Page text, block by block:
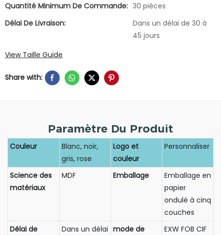
Quantité Minimum De Commande: 30 pièces
Délai De Livraison:
Dans un délai de 30 à
45 jours
View Taille Guide
Share with:
Paramètre Du Produit
Couleur
Blanc, noir,
gris, rose
Logo et
couleur
Personnaliser
Science des
matériaux
MDF Emballage
Emballage en
papier
ondulé à cinq
couches
Délai de
Dans un délai mode de
EXW FOB CIF